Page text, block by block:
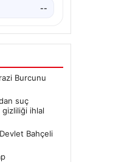
--
Burcunu
suç
gizliliği ihlal
Bahçeli